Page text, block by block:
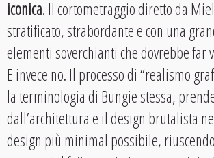
iconica. Il cortometraggio diretto da
stratificato, strabordante e con una
elementi soverchianti che dovrebbe far
E invece no. Il processo di “realismo
la terminologia di Bungie stessa,
dall’architettura e il design brutalista
design più minimal possibile,